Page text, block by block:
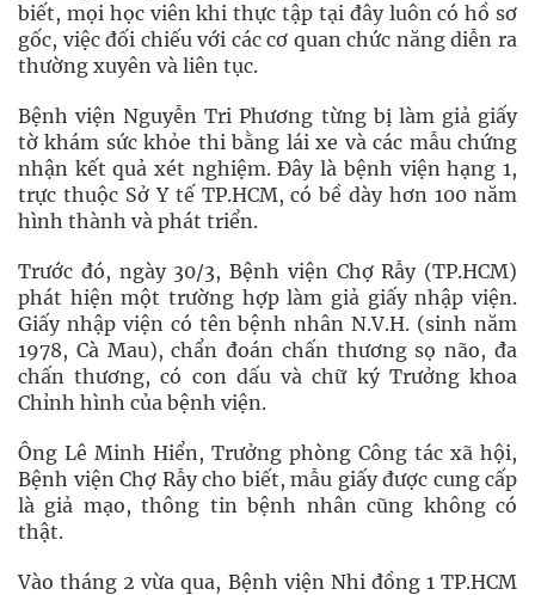
biết, mọi học viên khi thực tập tại đây luôn có hồ sơ
gốc, việc đối chiếu với các cơ quan chức năng diễn ra
thường xuyên và liên tục.
Bệnh viện Nguyễn Tri Phương từng bị làm giả giấy
tờ khám sức khỏe thi bằng lái xe và các mẫu chứng
nhận kết quả xét nghiệm. Đây là bệnh viện hạng 1,
trực thuộc Sở Y tế TP.HCM, có bề dày hơn 100 năm
hình thành và phát triển.
Trước đó, ngày 30/3, Bệnh viện Chợ Rẫy (TP.HCM)
phát hiện một trường hợp làm giả giấy nhập viện.
Giấy nhập viện có tên bệnh nhân N.V.H. (sinh năm
1978, Cà Mau), chẩn đoán chấn thương sọ não, đa
chấn thương, có con dấu và chữ ký Trưởng khoa
Chỉnh hình của bệnh viện.
Ông Lê Minh Hiển, Trưởng phòng Công tác xã hội,
Bệnh viện Chợ Rẫy cho biết, mẫu giấy được cung cấp
là giả mạo, thông tin bệnh nhân cũng không có
thật.
Vào tháng 2 vừa qua, Bệnh viện Nhi đồng 1 TP.HCM